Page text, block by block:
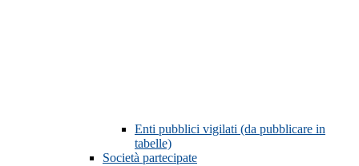
Enti pubblici vigilati (da pubblicare in
tabelle)
Società partecipate